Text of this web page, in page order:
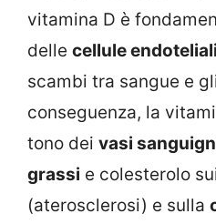
vitamina D è
delle cellule
scambi tra sangue e
conseguenza, la
tono dei vasi
grassi e colesterolo
(aterosclerosi) e sulla